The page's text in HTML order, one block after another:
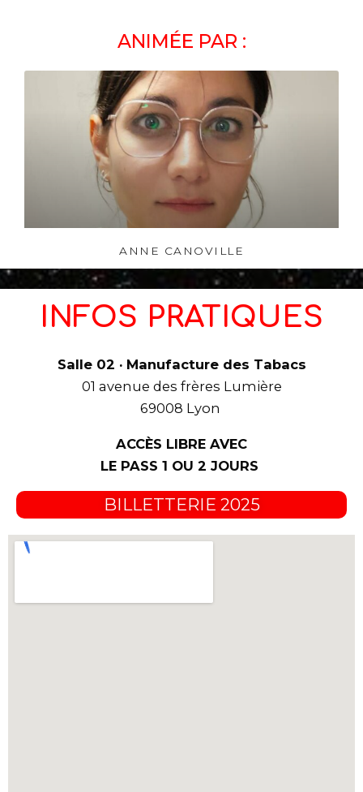
ANIMÉE PAR :
ANNE CANOVILLE
INFOS PRATIQUES
Salle 02 · Manufacture des Tabacs
01 avenue des frères Lumière
69008 Lyon
ACCÈS LIBRE AVEC
LE PASS 1 OU 2 JOURS
BILLETTERIE 2025